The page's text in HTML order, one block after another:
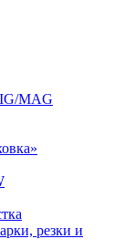
MAG
резки и